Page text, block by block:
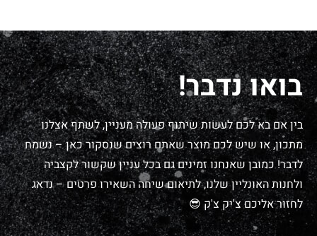
בואו נדבר!
בין אם בא לכם לעשות שיתוף פעולה מעניין, לשתף אצלנו
מתכון, או שיש לכם מוצר שאתם רוצים שנסקור כאן – נשמח
לדבר! כמובן שאנחנו זמינים גם בכל עניין שקשור לקצביה
ולחנות האונליין שלנו, לתיאום שיחה השאירו פרטים – נדאג
לחזור אליכם צ'יק צ'ק 😎